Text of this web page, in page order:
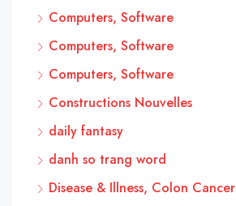
Computers, Software
Computers, Software
Computers, Software
Constructions Nouvelles
daily fantasy
danh so trang word
Disease & Illness, Colon Cancer